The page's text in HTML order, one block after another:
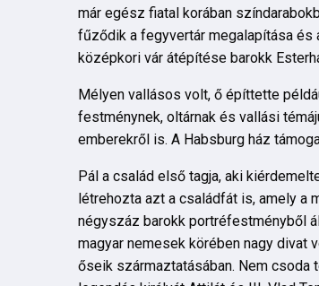
már egész fiatal korában
fűződik a fegyvertár megalapítása és
középkori vár átépítése barokk
Mélyen vallásos volt, ő építtette
festménynek, oltárnak és vallási
emberekről is. A Habsburg ház
Pál a család első tagja, aki
létrehozta azt a családfát is, amely a
négyszáz barokk portréfestményből
magyar nemesek körében nagy divat
őseik származtatásában. Nem csoda